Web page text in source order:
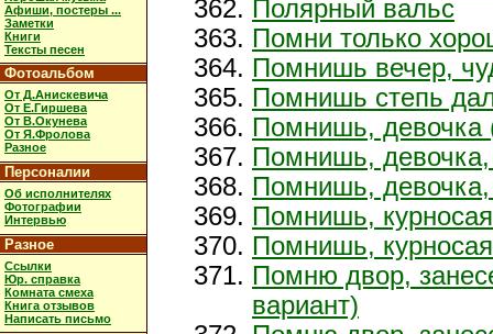
Афиши, постеры ...
Заметки
Книги
Тексты песен
Фотоальбом
От Д.Анискевича
От Е.Гиршева
От В.Окунева
От Я.Фролова
Разное
Персоналии
Об исполнителях
Фотографии
Интервью
Разное
Ссылки
Юр. справка
Комната смеха
Книга отзывов
Написать письмо
Полярный вальс
Помни только
Помнишь вечер,
Помнишь степь
Помнишь, девочка
Помнишь,
Помнишь,
Помнишь, курносая
Помнишь,
Помню двор,
вариант)